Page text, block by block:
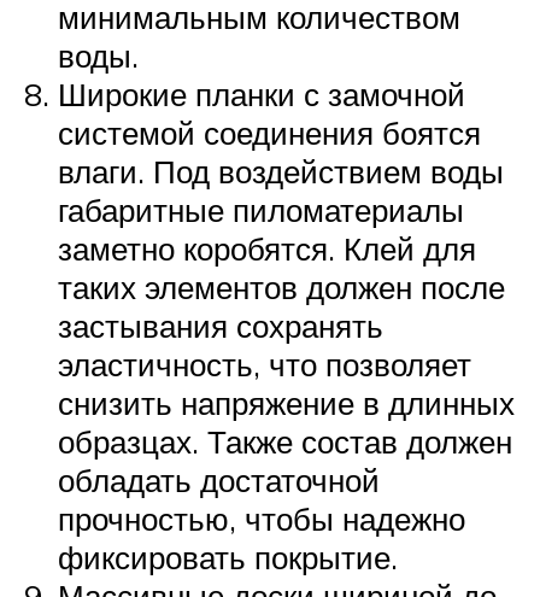
минимальным количеством
воды.
Широкие планки с замочной
системой соединения боятся
влаги. Под воздействием воды
габаритные пиломатериалы
заметно коробятся. Клей для
таких элементов должен после
застывания сохранять
эластичность, что позволяет
снизить напряжение в длинных
образцах. Также состав должен
обладать достаточной
прочностью, чтобы надежно
фиксировать покрытие.